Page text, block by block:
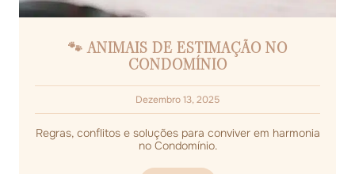
🐾 ANIMAIS DE ESTIMAÇÃO NO
CONDOMÍNIO
Dezembro 13, 2025
Regras, conflitos e soluções para conviver em harmonia
no Condomínio.